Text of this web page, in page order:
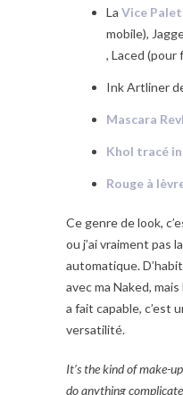
La Vice
mobile),
, Laced (pour
Ink Artliner
Mascara
Khol tracé
Rouge à
Ce genre de look,
ou j’ai vraiment pas
automatique.
avec ma Naked,
a fait capable, c’est
versatilité.
It’s the kind of make-
do anything